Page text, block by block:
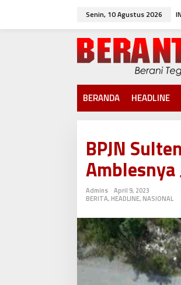
w
Senin, 10 Agustus 2026
BERANDA HEADLINE
BPJN
Admins
April 9, 2023
BERITA, HEADLINE, NASIONAL